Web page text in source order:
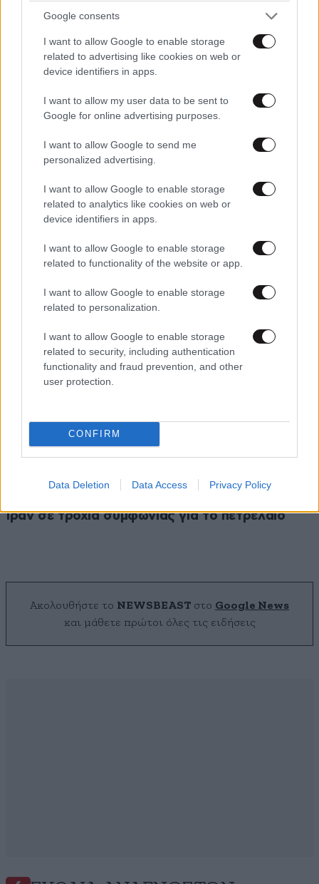
Google consents
I want to allow Google to enable storage
related to advertising like cookies on web or
device identifiers in apps.
I want to allow my user data to be sent to
Google for online advertising purposes.
I want to allow Google to send me
personalized advertising.
I want to allow Google to enable storage
related to analytics like cookies on web or
device identifiers in apps.
I want to allow Google to enable storage
related to functionality of the website or app.
I want to allow Google to enable storage
related to personalization.
I want to allow Google to enable storage
related to security, including authentication
functionality and fraud prevention, and other
user protection.
CONFIRM
Data Deletion Data Access Privacy Policy
Ισπανία: Εξαρθρώθηκε μεγάλο κύκλωμα
διακίνησης μεταναστών, ναρκωτικών και όπλων
– Συνελήφθησαν 78 άτομα
Ιράν σε τροχιά συμφωνίας για το πετρέλαιο
Ακολουθήστε το NEWSBEAST στο Google News
και μάθετε πρώτοι όλες τις ειδήσεις